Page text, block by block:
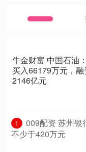
牛金财富 中国石油
买入66179万元，
2146亿元
1
​009配资 苏州银
不少于420万元